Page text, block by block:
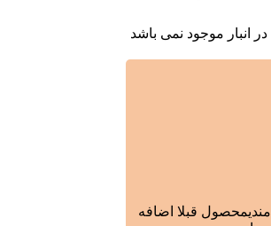
در انبار موجود نمی باشد
محصول قبلا اضافه